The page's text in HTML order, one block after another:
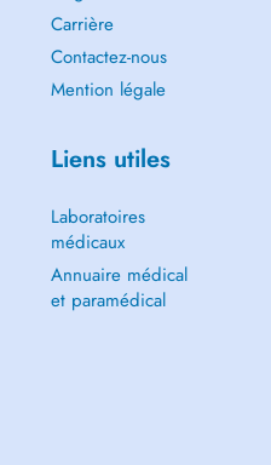
Carrière
Contactez-nous
Mention légale
Liens utiles
Laboratoires
médicaux
Annuaire médical
et paramédical